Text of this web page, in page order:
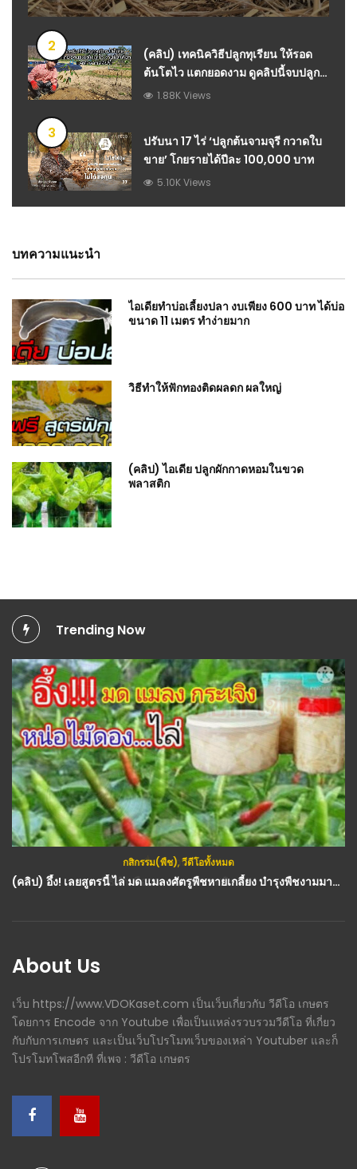
2
(คลิป) เทคนิควิธีปลูกทุเรียน ให้รอด
ต้นโตไว แตกยอดงาม ดูคลิปนี้จบปลูก
ทุเรียนรอดแน่นอนครับ
1.88K Views
3
ปรับนา 17 ไร่ ‘ปลูกต้นจามจุรี กวาดใบ
ขาย’ โกยรายได้ปีละ 100,000 บาท
5.10K Views
บทความแนะนำ
ไอเดียทำบ่อเลี้ยงปลา งบเพียง 600 บาท ได้บ่อ
ขนาด 11 เมตร ทำง่ายมาก
วิธีทำให้ฟักทองติดผลดก ผลใหญ่
(คลิป) ไอเดีย ปลูกผักกาดหอมในขวด
พลาสติก
Trending Now
กสิกรรม(พืช),วีดีโอทั้งหมด
(คลิป) อึ้ง! เลยสูตรนี้ ไล่ มด แมลงศัตรูพืชหายเกลี้ยง บำรุงพืชงามมากๆ : วีดีโอ เกษตร
About Us
เว็บ https://www.VDOKaset.com เป็นเว็บเกี่ยวกับ วีดีโอ เกษตร
โดยการ Encode จาก Youtube เพื่อเป็นแหล่งรวบรวมวีดีโอ ที่เกี่ยว
กับกับการเกษตร และเป็นเว็บโปรโมทเว็บของเหล่า Youtuber และก็
โปรโมทโพสอีกที ที่เพจ : วีดีโอ เกษตร